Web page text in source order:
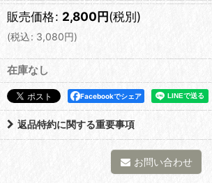
販売価格: 2,800円(税別)
(税込: 3,080円)
在庫なし
Facebookでシェア
返品特約に関する重要事項
お問い合わせ